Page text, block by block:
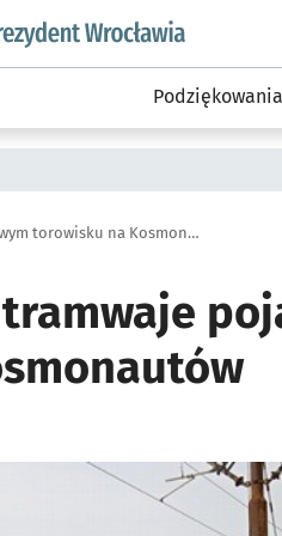
wroclaw.pl podserwis:
Podziękowania
Oś Zachodnia: w 2022 r. tramwaje pojadą po nowym torowisku na Kosmonautów